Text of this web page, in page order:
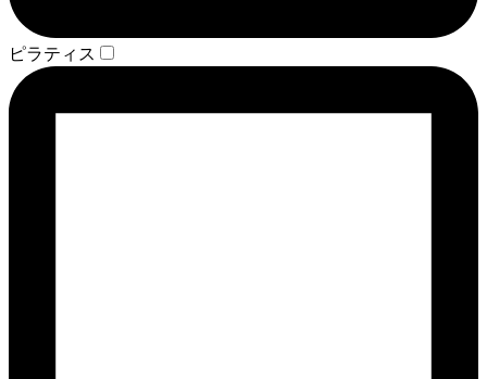
ピラティス